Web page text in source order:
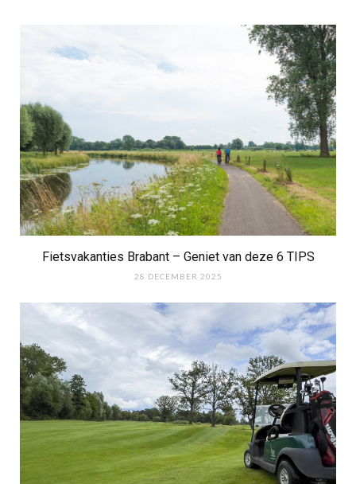
Fietsvakanties Brabant – Geniet van deze 6 TIPS
28 DECEMBER 2025